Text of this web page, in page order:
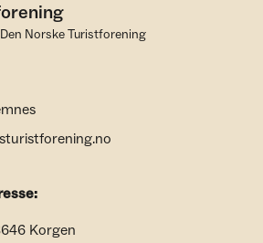
Norske Turistforening
Korgen